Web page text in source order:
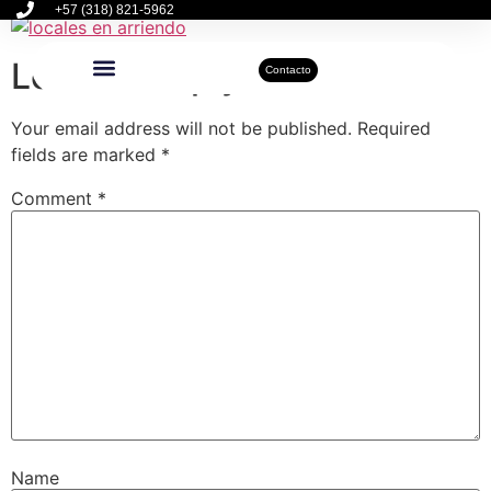
+57 (318) 821-5962
Contacto
Leave a Reply
Your email address will not be published. Required
fields are marked *
Comment *
Name